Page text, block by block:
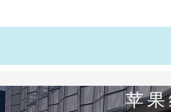
苹